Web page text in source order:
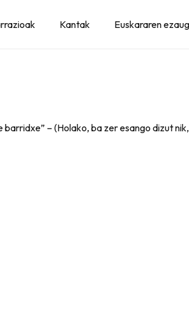
Kantak Euskararen
– (Holako, ba zer esango dizut